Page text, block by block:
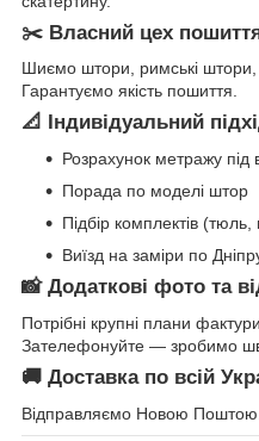
✂️ Власний цех
Шиємо штори, римські штори,
Гарантуємо якість пошиття.
📐 Індивідуальний
Розрахунок метражу під
Порада по моделі штор
Підбір комплектів
Виїзд на заміри по
📸 Додаткові фото та
Потрібні крупні плани
Зателефонуйте — зробимо
🚚 Доставка по всій
Відправляємо Новою Поштою.